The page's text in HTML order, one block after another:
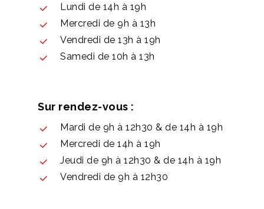
Lundi de 14h à 19h
Mercredi de 9h à 13h
Vendredi de 13h à 19h
Samedi de 10h à 13h
Sur rendez-vous :
Mardi de 9h à 12h30 & de 14h à 19h
Mercredi de 14h à 19h
Jeudi de 9h à 12h30 & de 14h à 19h
Vendredi de 9h à 12h30